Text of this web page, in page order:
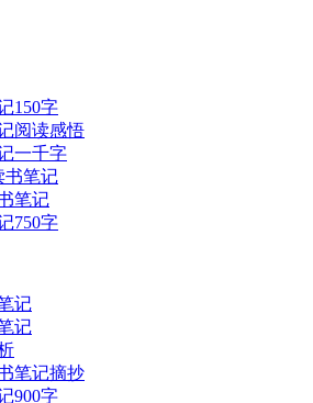
150字
阅读感悟
一千字
书笔记
笔记
750字
记
记
笔记摘抄
900字